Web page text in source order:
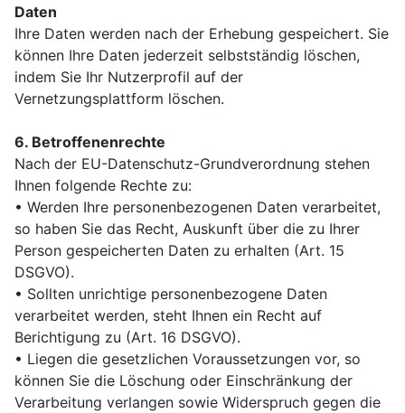
Daten
Ihre Daten werden nach der Erhebung gespeichert. Sie
können Ihre Daten jederzeit selbstständig löschen,
indem Sie Ihr Nutzerprofil auf der
Vernetzungsplattform löschen.
6. Betroffenenrechte
Nach der EU-Datenschutz-Grundverordnung stehen
Ihnen folgende Rechte zu:
• Werden Ihre personenbezogenen Daten verarbeitet,
so haben Sie das Recht, Auskunft über die zu Ihrer
Person gespeicherten Daten zu erhalten (Art. 15
DSGVO).
• Sollten unrichtige personenbezogene Daten
verarbeitet werden, steht Ihnen ein Recht auf
Berichtigung zu (Art. 16 DSGVO).
• Liegen die gesetzlichen Voraussetzungen vor, so
können Sie die Löschung oder Einschränkung der
Verarbeitung verlangen sowie Widerspruch gegen die